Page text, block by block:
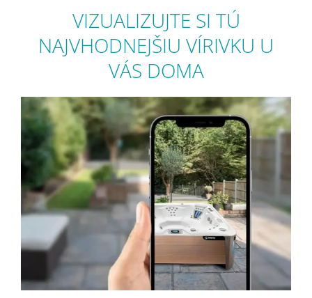
VIZUALIZUJTE SI TÚ
NAJVHODNEJŠIU VÍRIVKU U
VÁS DOMA